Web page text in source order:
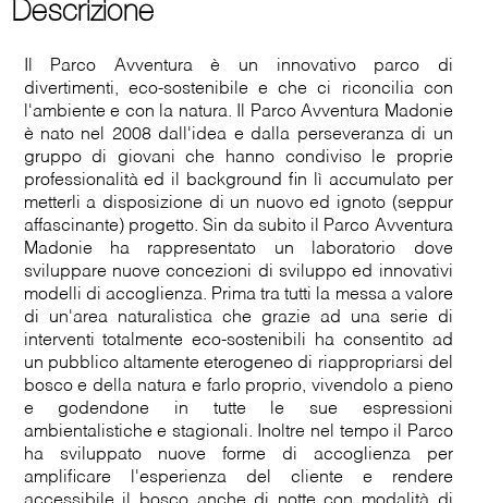
Descrizione
Il Parco Avventura è un innovativo parco di
divertimenti, eco-sostenibile e che ci riconcilia con
l'ambiente e con la natura. Il Parco Avventura Madonie
è nato nel 2008 dall'idea e dalla perseveranza di un
gruppo di giovani che hanno condiviso le proprie
professionalità ed il background fin lì accumulato per
metterli a disposizione di un nuovo ed ignoto (seppur
affascinante) progetto. Sin da subito il Parco Avventura
Madonie ha rappresentato un laboratorio dove
sviluppare nuove concezioni di sviluppo ed innovativi
modelli di accoglienza. Prima tra tutti la messa a valore
di un'area naturalistica che grazie ad una serie di
interventi totalmente eco-sostenibili ha consentito ad
un pubblico altamente eterogeneo di riappropriarsi del
bosco e della natura e farlo proprio, vivendolo a pieno
e godendone in tutte le sue espressioni
ambientalistiche e stagionali. Inoltre nel tempo il Parco
ha sviluppato nuove forme di accoglienza per
amplificare l'esperienza del cliente e rendere